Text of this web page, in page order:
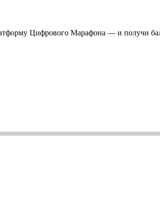
Цифрового Марафона — и получи